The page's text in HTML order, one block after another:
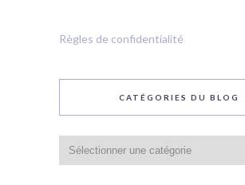
Règles de confidentialité
CATÉGORIES DU BLOG
du
blog